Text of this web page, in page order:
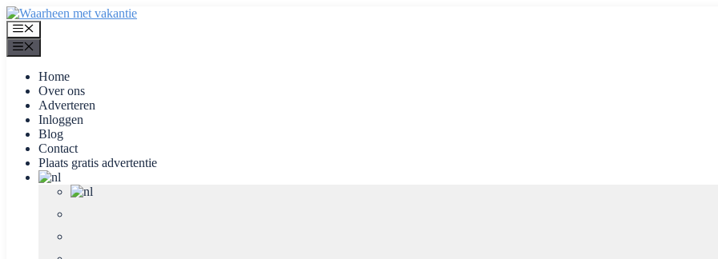
Ga
naar
de
inhoud
Menu
Home
Over ons
Adverteren
Inloggen
Blog
Contact
Plaats gratis advertentie